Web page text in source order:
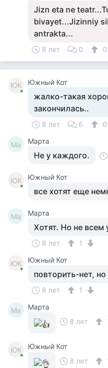
Jizn eta ne
bivayet...Jizinniy
antrakta...
8 лет 0 0
ЮК Южный Кот
жалко-такая
закончилась..
8 лет 6 0
Ма Марта
Не у каждого.
ЮК Южный Кот
все хотят еще
Ма Марта
Хотят. Но не всем
8 лет 1
ЮК Южный Кот
повторить-нет,
8 лет 1
Ма
Марта
8 лет
ЮК
Южный Кот
8 лет